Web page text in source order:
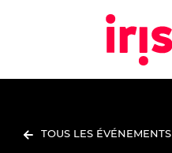
TOUS LES ÉVÉNEMENTS